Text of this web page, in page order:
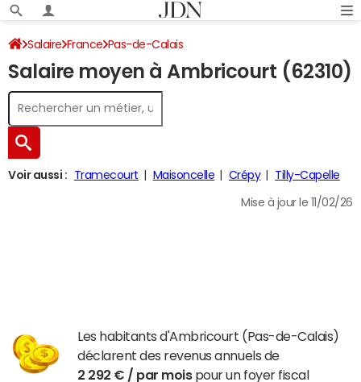
Salaire France Pas-de-Calais
Salaire moyen à Ambricourt (62310)
Voir aussi : Tramecourt Maisoncelle Crépy Tilly-Capelle
Mise à jour le 11/02/26
Les habitants d'Ambricourt (Pas-de-Calais)
déclarent des revenus annuels de
2 292 € / par moispour un foyer fiscal